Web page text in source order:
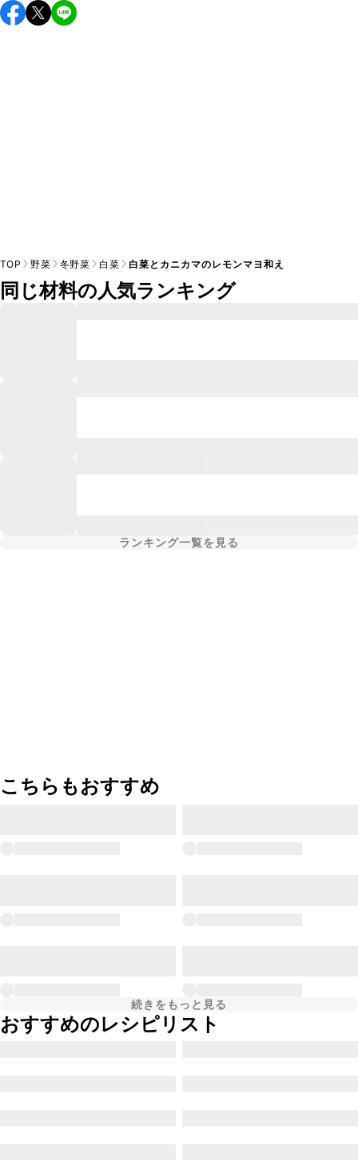
保存期間は冷蔵で当日中が目安です。なるべくお早めにお召
し上がりください。
TOP 野菜 冬野菜 白菜 白菜とカニカマのレモンマヨ和え
同じ材料の人気ランキング
ランキング一覧を見る
こちらもおすすめ
続きをもっと見る
おすすめのレシピリスト